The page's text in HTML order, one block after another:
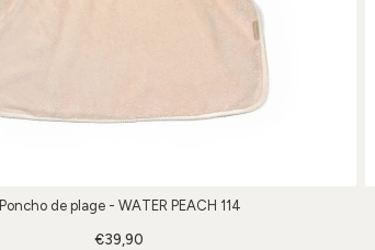
Poncho de plage - WATER PEACH 114
€39,90